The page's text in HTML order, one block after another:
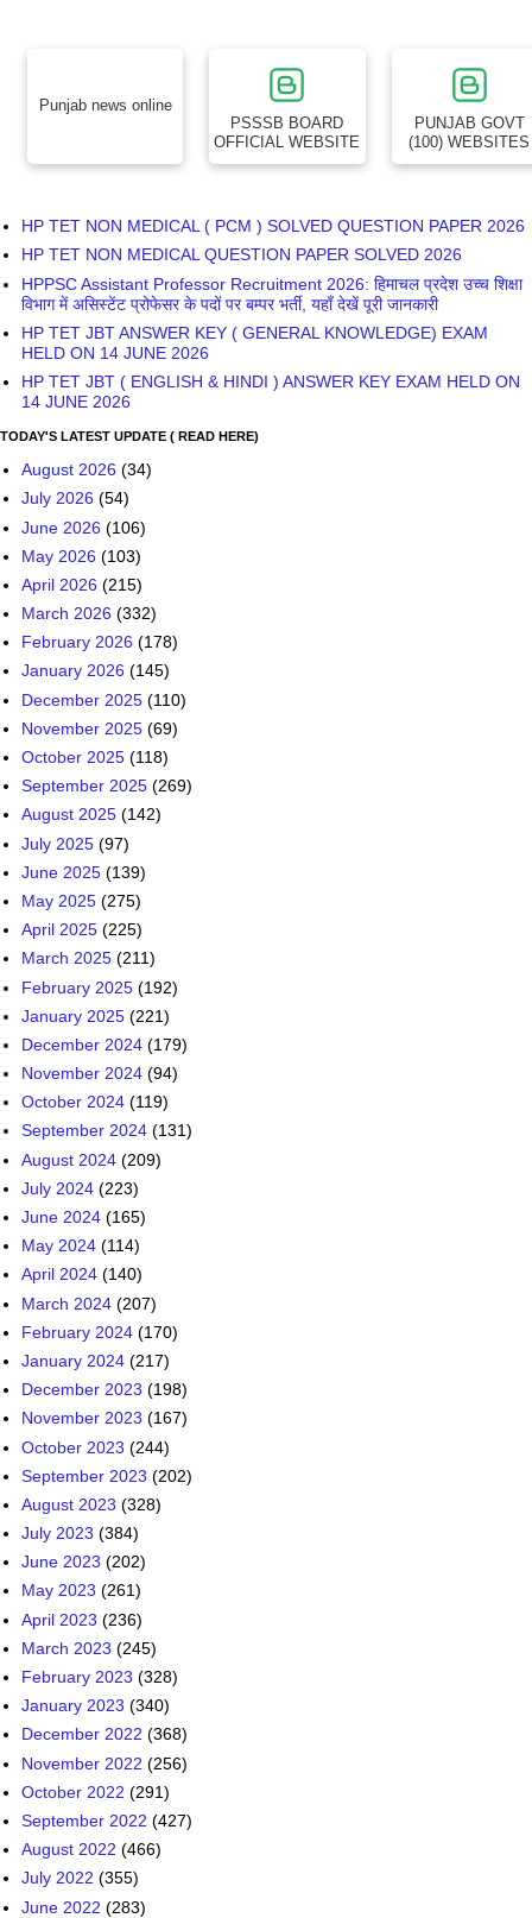
Punjab news online
PSSSB BOARD
OFFICIAL WEBSITE
PUNJAB GOVT
(100) WEBSITES
HP TET NON MEDICAL ( PCM ) SOLVED QUESTION PAPER 2026
HP TET NON MEDICAL QUESTION PAPER SOLVED 2026
HPPSC Assistant Professor Recruitment 2026: हिमाचल प्रदेश उच्च शिक्षा
विभाग में असिस्टेंट प्रोफेसर के पदों पर बम्पर भर्ती, यहाँ देखें पूरी जानकारी
HP TET JBT ANSWER KEY ( GENERAL KNOWLEDGE) EXAM
HELD ON 14 JUNE 2026
HP TET JBT ( ENGLISH & HINDI ) ANSWER KEY EXAM HELD ON
14 JUNE 2026
TODAY'S LATEST UPDATE ( READ HERE)
August 2026 (34)
July 2026 (54)
June 2026 (106)
May 2026 (103)
April 2026 (215)
March 2026 (332)
February 2026 (178)
January 2026 (145)
December 2025 (110)
November 2025 (69)
October 2025 (118)
September 2025 (269)
August 2025 (142)
July 2025 (97)
June 2025 (139)
May 2025 (275)
April 2025 (225)
March 2025 (211)
February 2025 (192)
January 2025 (221)
December 2024 (179)
November 2024 (94)
October 2024 (119)
September 2024 (131)
August 2024 (209)
July 2024 (223)
June 2024 (165)
May 2024 (114)
April 2024 (140)
March 2024 (207)
February 2024 (170)
January 2024 (217)
December 2023 (198)
November 2023 (167)
October 2023 (244)
September 2023 (202)
August 2023 (328)
July 2023 (384)
June 2023 (202)
May 2023 (261)
April 2023 (236)
March 2023 (245)
February 2023 (328)
January 2023 (340)
December 2022 (368)
November 2022 (256)
October 2022 (291)
September 2022 (427)
August 2022 (466)
July 2022 (355)
June 2022 (283)